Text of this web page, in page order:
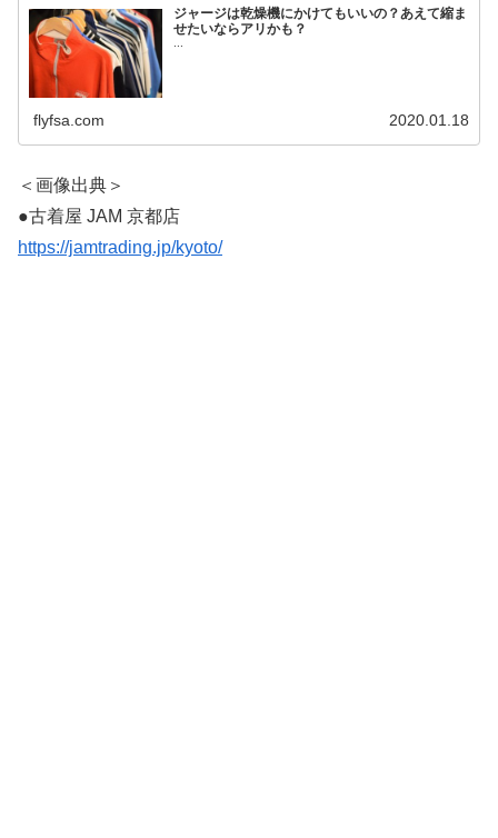
ジャージは乾燥機にかけてもいいの？あえて縮ま
せたいならアリかも？
flyfsa.com 2020.01.18
＜画像出典＞
●古着屋 JAM 京都店
https://jamtrading.jp/kyoto/